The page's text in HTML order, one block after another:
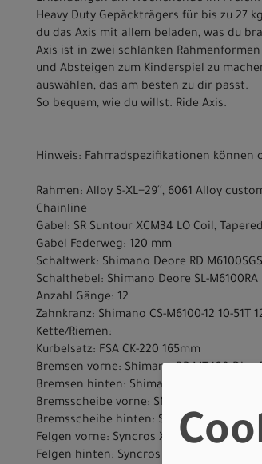
Heavy Duty Gepäckträgers für bis zu 27
du das Axis mit allem beladen, was du
Axis ist in zwei schlanken
und Absteigen zum Kinderspiel zu
auswählen, das am besten zu dir passt.
So bequem, wie du willst. Ride Axis.
Hinweis: Fahrradspezifikationen
Rahmen: Alloy S-XL=29´´, 6061 Alloy
Chainline
Gabel: SR Suntour XCM34 LO Coil,
Gabel Federweg: 120 mm
Schaltwerk: Shimano Deore RD
Schalthebel: Shimano Deore SL-M6100RA
Anzahl Gänge: 12
Zahnkranz: Shimano CS-M6100-12 10-51T
Kette/Riemen:
Kurbelsatz: FSA CK-220 165mm
Bremsen vorne: Shimano BR-MT420 Disc
Bremsen hinten: Shimano BR-MT420 Disc
Bremsscheibe vorne: SM-RT30 CL 180mm
Bremsscheibe hinten: SM-RT30 CL 180mm
Felgen vorne: Syncros X18 Disc
Felgen hinten: Syncros X18 Disc